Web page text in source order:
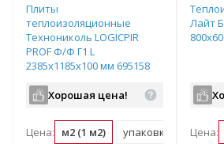
Плиты
теплоизоляционные
Технониколь LOGICPIR
PROF Ф/Ф Г1 L
2385х1185х100 мм 695158
Хорошая цена!
Цена: м2 (1 м2) упаковка (169.6 м2)
Лайт
Цена: